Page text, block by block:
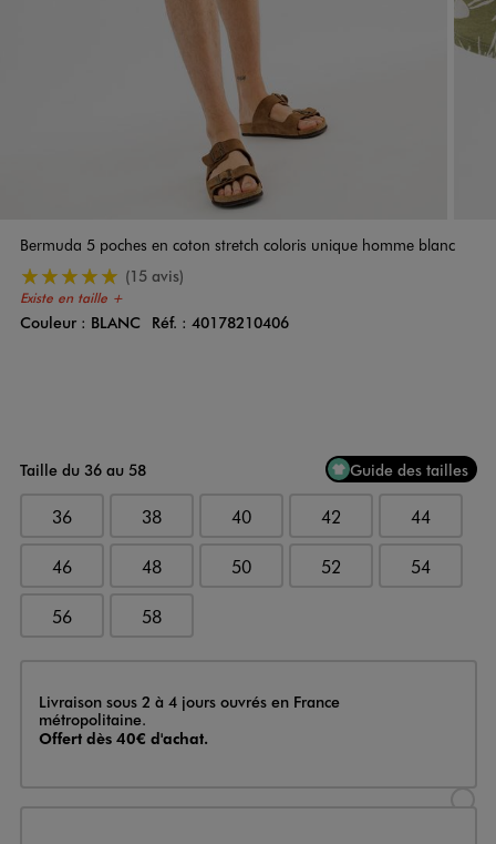
Bermuda 5 poches en coton stretch coloris unique homme blanc
Existe en taille +
5/5 de moyenne(15 avis)
Couleur
Couleur : BLANC Réf. : 40178210406
Taille du 36 au 58 Guide des tailles
36 38 40 42 44
46 48 50 52 54
56 58
Livraison
Livraison sous 2 à 4 jours ouvrés en France
métropolitaine.
Offert dès 40€ d'achat.